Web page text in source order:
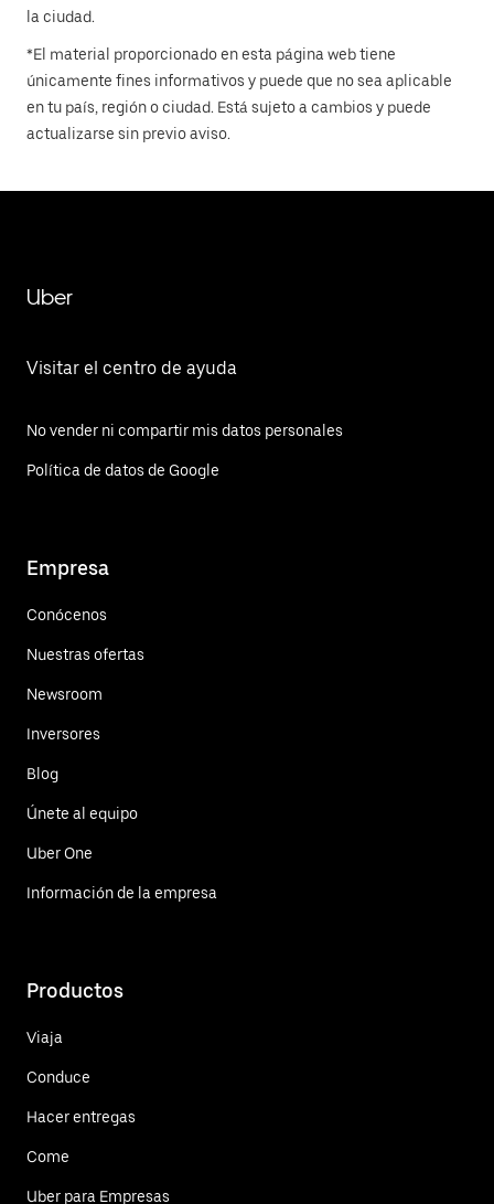
la ciudad.
*El material proporcionado en esta página web tiene
únicamente fines informativos y puede que no sea aplicable
en tu país, región o ciudad. Está sujeto a cambios y puede
actualizarse sin previo aviso.
Uber
Visitar el centro de ayuda
No vender ni compartir mis datos personales
Política de datos de Google
Empresa
Conócenos
Nuestras ofertas
Newsroom
Inversores
Blog
Únete al equipo
Uber One
Información de la empresa
Productos
Viaja
Conduce
Hacer entregas
Come
Uber para Empresas